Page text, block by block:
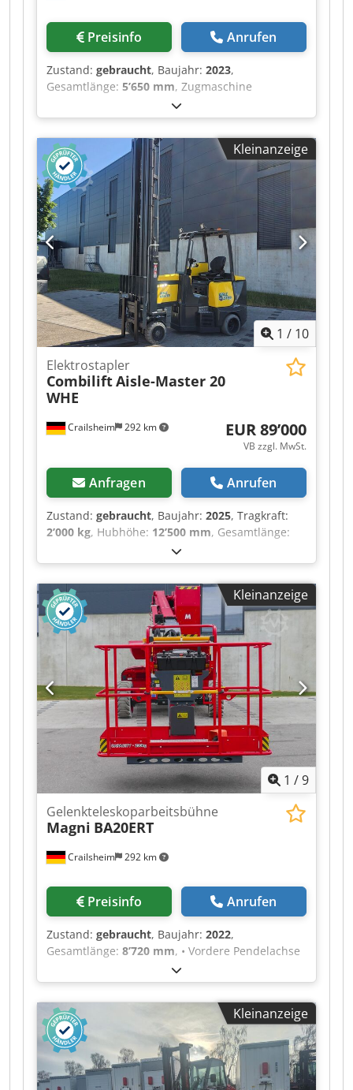
Preisinfo Anrufen
Zustand: gebraucht, Baujahr: 2023,
Gesamtlänge: 5’650 mm, Zugmaschine
Codpeztgmusfx Af Ajrf Terberg YT 223 Antrieb
Diesel Baujahr 2023
Kleinanzeige
1 / 10
Crailsheim 292 km
Elektrostapler
CombiliftAisle-Master 20
WHE
EUR 89’000
VB zzgl. MwSt.
Anfragen Anrufen
Zustand: gebraucht, Baujahr: 2025, Tragkraft:
2’000 kg, Hubhöhe: 12’500 mm, Gesamtlänge:
, Elektrostapler Cjdpoztgmnsfx Af Aerf
Combilift Aisle-Master 20 WHE Antrieb Elektro
Baujahr 2025 Hubhöhe (mm) 12.500 Tragkraft
(kg) 2.000
Kleinanzeige
1 /9
Crailsheim 292 km
Gelenkteleskoparbeitsbühne
Magni BA20ERT
Preisinfo Anrufen
Zustand: gebraucht, Baujahr: 2022,
Gesamtlänge: 8’720 mm, • Vordere Pendelachse
für höhere Stabilität auf allen Untergründen •
Selbstsperrdifferenzial • Steckdose am
Arbeitskorb • Sicherer Betrieb bis 12,5 m/s
Windgeschwindigkeit • Integrierte
Diagnoseanzeige mit CAN-Bustechnik • Hoher
Grad an Baugleichheit im Sortiment •
Drehbereich 360° • Allradantrieb • 4 Lenkräder •
CAN-BUS • Große Öffnungsweite für einfachere
Kleinanzeige